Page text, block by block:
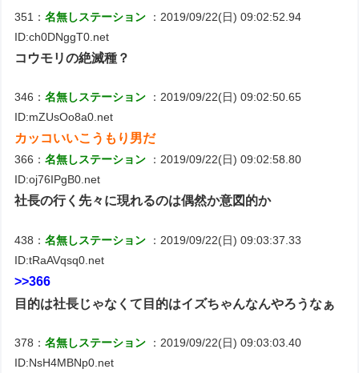
351：名無しステーション
：2019/09/22(日) 09:02:52.94
ID:ch0DNggT0.net
コウモリの絶滅種？
346：名無しステーション
：2019/09/22(日) 09:02:50.65
ID:mZUsOo8a0.net
カッコいいこうもり男だ
366：名無しステーション
：2019/09/22(日) 09:02:58.80
ID:oj76IPgB0.net
社長の行く先々に現れるのは偶然か意図的か
438：名無しステーション
：2019/09/22(日) 09:03:37.33
ID:tRaAVqsq0.net
>>366
目的は社長じゃなくて目的はイズちゃんなんやろうなぁ
378：名無しステーション
：2019/09/22(日) 09:03:03.40
ID:NsH4MBNp0.net